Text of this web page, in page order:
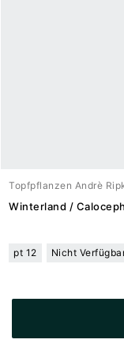
Topfpflanzen Andrè
Winterland /
pt 12 Nicht